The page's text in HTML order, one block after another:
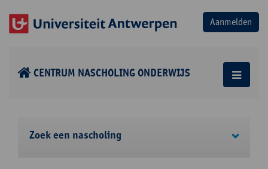
CENTRUM NASCHOLING ONDERWIJS
Zoek een nascholing